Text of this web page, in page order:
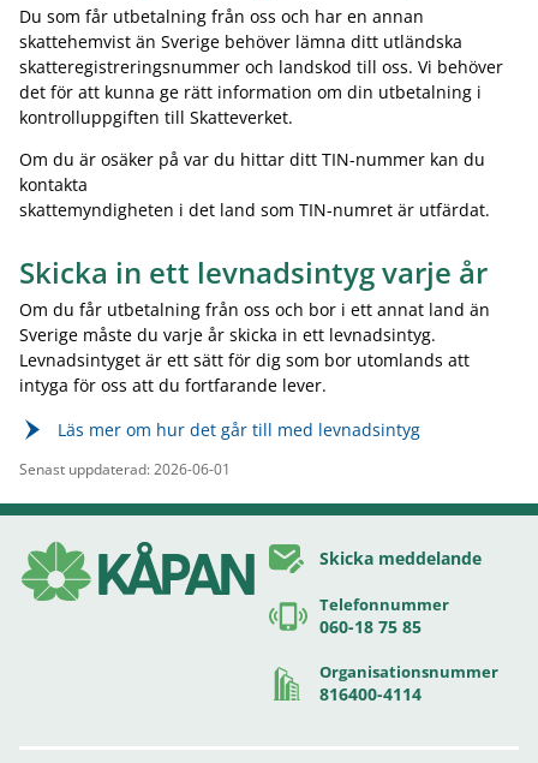
Du som får utbetalning från oss och har en annan
skattehemvist än Sverige behöver lämna ditt utländska
skatteregistreringsnummer och landskod till oss. Vi behöver
det för att kunna ge rätt information om din utbetalning i
kontrolluppgiften till Skatteverket.
Om du är osäker på var du hittar ditt TIN-nummer kan du
kontakta
skattemyndigheten i det land som TIN-numret är utfärdat.
Skicka in ett levnadsintyg varje år
Om du får utbetalning från oss och bor i ett annat land än
Sverige måste du varje år skicka in ett levnadsintyg.
Levnadsintyget är ett sätt för dig som bor utomlands att
intyga för oss att du fortfarande lever.
Läs mer om hur det går till med levnadsintyg
Senast uppdaterad: 2026-06-01
Skicka meddelande
Telefonnummer
060-18 75 85
Organisationsnummer
816400-4114